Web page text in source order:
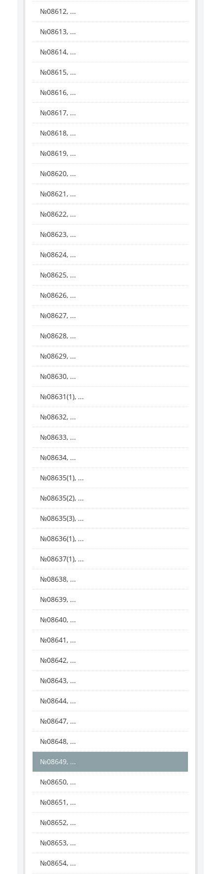
№08612, ...
№08613, ...
№08614, ...
№08615, ...
№08616, ...
№08617, ...
№08618, ...
№08619, ...
№08620, ...
№08621, ...
№08622, ...
№08623, ...
№08624, ...
№08625, ...
№08626, ...
№08627, ...
№08628, ...
№08629, ...
№08630, ...
№08631(1), ...
№08632, ...
№08633, ...
№08634, ...
№08635(1), ...
№08635(2), ...
№08635(3), ...
№08636(1), ...
№08637(1), ...
№08638, ...
№08639, ...
№08640, ...
№08641, ...
№08642, ...
№08643, ...
№08644, ...
№08647, ...
№08648, ...
№08649, ...
№08650, ...
№08651, ...
№08652, ...
№08653, ...
№08654, ...